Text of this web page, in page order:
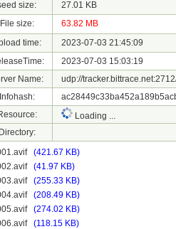
size:
27.01 KB
File size:
63.82 MB
time:
2023-07-03 21:45:09
2023-07-03 15:03:19
Name:
udp://
Infohash:
Loading ...
Directory:
(421.67 KB)
(41.97 KB)
(255.33 KB)
(208.49 KB)
(274.02 KB)
(118.15 KB)